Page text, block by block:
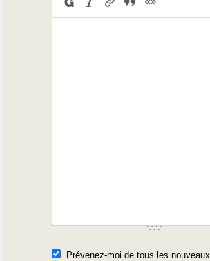
Prévenez-moi de tous les nouveaux